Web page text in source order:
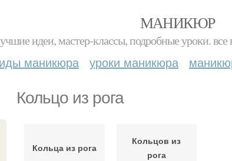
МАНИКЮР
идеи, мастер-классы, подробные уроки.
маникюра уроки маникюра
Кольцо из рога
Кольца из рога
Кольцов из
рога